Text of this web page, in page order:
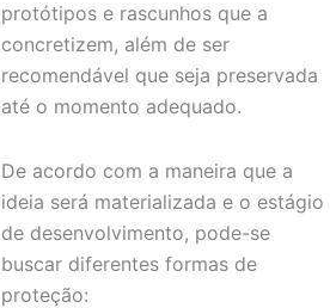
protótipos e rascunhos que a
concretizem, além de ser
recomendável que seja preservada
até o momento adequado.
De acordo com a maneira que a
ideia será materializada e o estágio
de desenvolvimento, pode-se
buscar diferentes formas de
proteção: